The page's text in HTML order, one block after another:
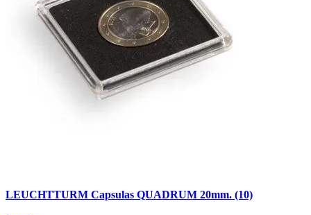
LEUCHTTURM Capsulas QUADRUM 20mm. (10)